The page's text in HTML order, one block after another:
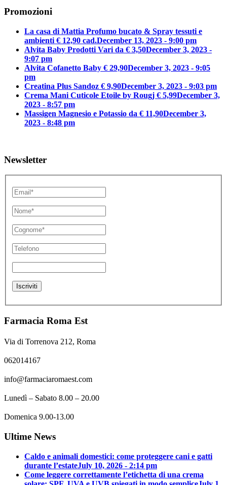
Promozioni
La casa di Mattia Profumo bucato & Spray tessuti e
ambienti € 12,90 cad.December 13, 2023 - 9:00 pm
Alvita Baby Prodotti Vari da € 3,50December 3, 2023 -
9:07 pm
Alvita Cofanetto Baby € 29,90December 3, 2023 - 9:05
pm
Creatina Plus Sandoz € 9,90December 3, 2023 - 9:03 pm
Crema Mani Cuticole Etoile by Rougj € 5,99December 3,
2023 - 8:57 pm
Massigen Magnesio e Potassio da € 11,90December 3,
2023 - 8:48 pm
Newsletter
Farmacia Roma Est
Via di Torrenova 212, Roma
062014167
info@farmaciaromaest.com
Lunedì – Sabato 8.00 – 20.00
Domenica 9.00-13.00
Ultime News
Caldo e animali domestici: come proteggere cani e gatti
durante l’estateJuly 10, 2026 - 2:14 pm
Come leggere correttamente l’etichetta di una crema